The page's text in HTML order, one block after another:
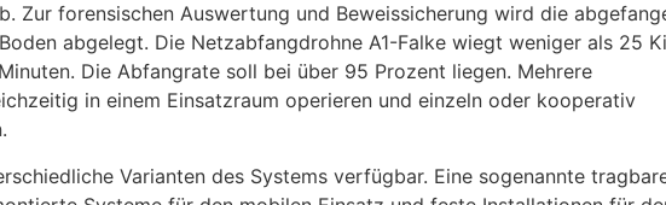
Zur forensischen Auswertung und Beweissicherung wird die
abgelegt. Die Netzabfangdrohne A1-Falke wiegt weniger als 25
Die Abfangrate soll bei über 95 Prozent liegen. Mehrere
in einem Einsatzraum operieren und einzeln oder kooperativ
Varianten des Systems verfügbar. Eine sogenannte